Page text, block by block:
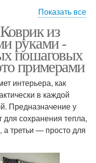
Красивый коврик
Коврик из косичек
Футболки в яркие
Показать все
из
руками -
пошаговых
примерами
интерьера, как
в каждой
Предназначение у
для сохранения тепла,
третьи — просто для